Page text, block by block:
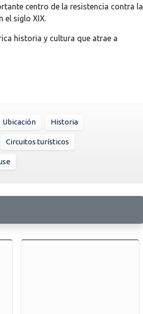
centro de la resistencia contra la
el siglo XIX.
historia y cultura que atrae a
Ubicación Historia
Circuitos turísticos